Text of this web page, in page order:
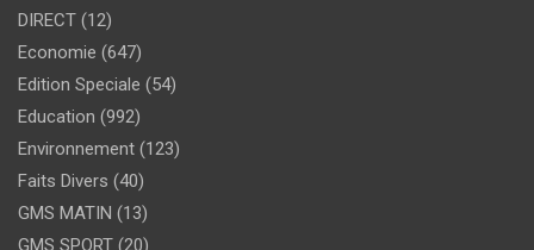
DIRECT (12)
Economie (647)
Edition Speciale (54)
Education (992)
Environnement (123)
Faits Divers (40)
GMS MATIN (13)
GMS SPORT (20)